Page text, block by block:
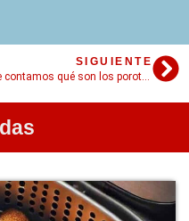
SIGUIENTE
Te contamos qué son los porotos granados y te damos la mejor receta del mismo nombre